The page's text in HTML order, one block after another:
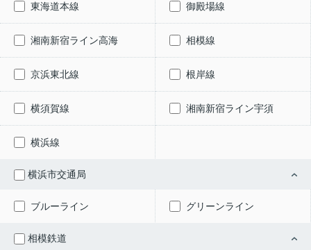
東海道本線 御殿場線
湘南新宿ライン高海 相模線
京浜東北線 根岸線
横須賀線 湘南新宿ライン宇須
横浜線
横浜市交通局
ブルーライン グリーンライン
相模鉄道